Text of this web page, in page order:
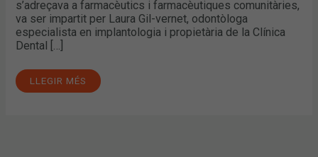
s’adreçava a farmacèutics i farmacèutiques comunitàries,
va ser impartit per Laura Gil-vernet, odontòloga
especialista en implantologia i propietària de la Clínica
Dental […]
LLEGIR MÉS